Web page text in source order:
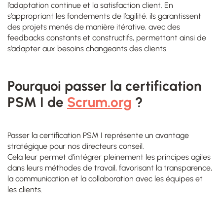
l’adaptation continue et la satisfaction client. En
s’appropriant les fondements de l’agilité, ils garantissent
des projets menés de manière itérative, avec des
feedbacks constants et constructifs, permettant ainsi de
s’adapter aux besoins changeants des clients.
Pourquoi passer la certification
PSM I de Scrum.org ?
Passer la certification PSM I représente un avantage
stratégique pour nos directeurs conseil.
Cela leur permet d’intégrer pleinement les principes agiles
dans leurs méthodes de travail, favorisant la transparence,
la communication et la collaboration avec les équipes et
les clients.